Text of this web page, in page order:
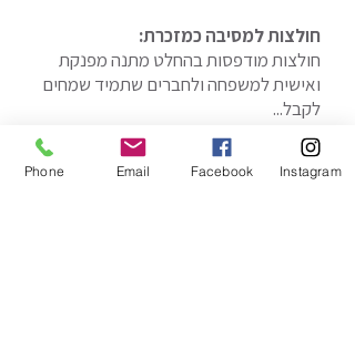
חולצות למסיבה כמזכרת:
חולצות מודפסות בהחלט מתנה מפנקת
ואישית למשפחה ולחברים שתמיד שמחים
לקבל...
הדפסה על חולצות חתונה מבד כותנה
100% איכותי, צווארון וי או עגול
לבחירתכם
Phone Email Facebook Instagram